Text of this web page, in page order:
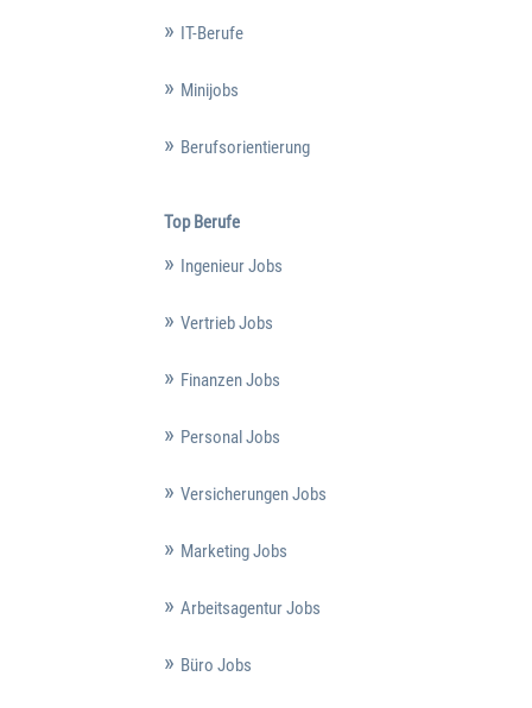
IT-Berufe
Minijobs
Berufsorientierung
Top Berufe
Ingenieur Jobs
Vertrieb Jobs
Finanzen Jobs
Personal Jobs
Versicherungen Jobs
Marketing Jobs
Arbeitsagentur Jobs
Büro Jobs